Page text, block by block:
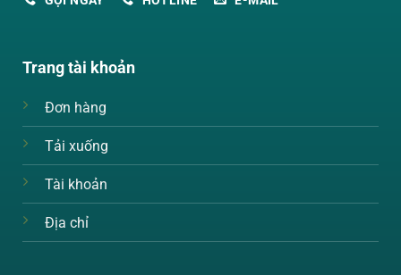
Trang tài khoản
Đơn hàng
Tải xuống
Tài khoản
Địa chỉ